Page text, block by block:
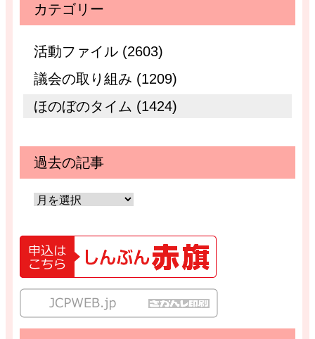
カテゴリー
活動ファイル (2603)
議会の取り組み (1209)
ほのぼのタイム (1424)
過去の記事